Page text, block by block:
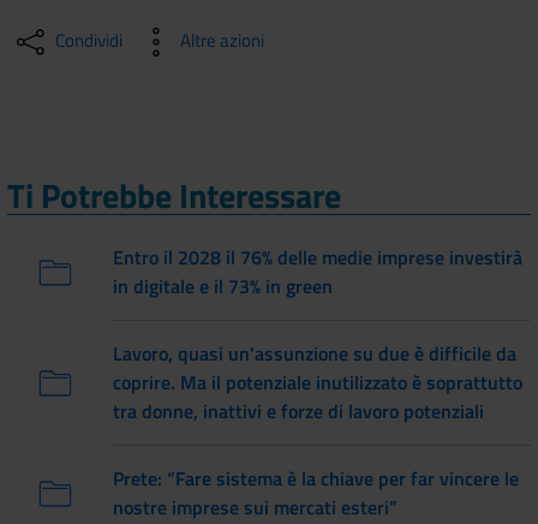
Condividi Altre azioni
Ti Potrebbe Interessare
Entro il 2028 il 76% delle medie imprese investirà
in digitale e il 73% in green
Lavoro, quasi un'assunzione su due è difficile da
coprire. Ma il potenziale inutilizzato è soprattutto
tra donne, inattivi e forze di lavoro potenziali
Prete: “Fare sistema è la chiave per far vincere le
nostre imprese sui mercati esteri”